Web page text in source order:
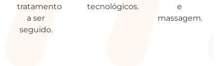
tratamento
a ser
seguido.
tecnológicos.
e
massagem.